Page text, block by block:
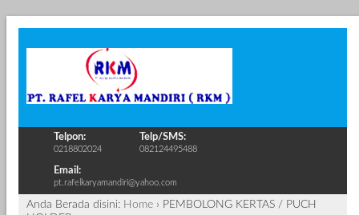
Telpon:
0218802024
Telp/SMS:
082124495488
Email:
pt.rafelkaryamandiri@yahoo.com
Anda Berada disini: Home › PEMBOLONG KERTAS / PUCH